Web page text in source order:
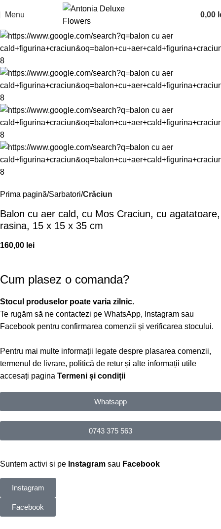
Menu 0,00
Prima pagină Sarbatori Crăciun
Balon cu aer cald, cu Mos Craciun, cu agatatoare,
rasina, 15 x 15 x 35 cm
160,00 lei
Cum plasez o comanda?
Stocul produselor poate varia zilnic.
Te rugăm să ne contactezi pe WhatsApp, Instagram sau
Facebook pentru confirmarea comenzii și verificarea stocului.
Pentru mai multe informații legate despre plasarea comenzii,
termenul de livrare, politică de retur și alte informații utile
accesați pagina Termeni și condiții
Whatsapp
0743 375 563
Suntem activi si pe Instagram sau Facebook
Instagram
Facebook